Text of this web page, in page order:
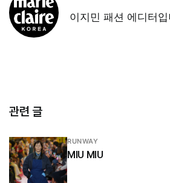
이지민 패션 에디터
관련 글
RUNWAY
MIU MIU